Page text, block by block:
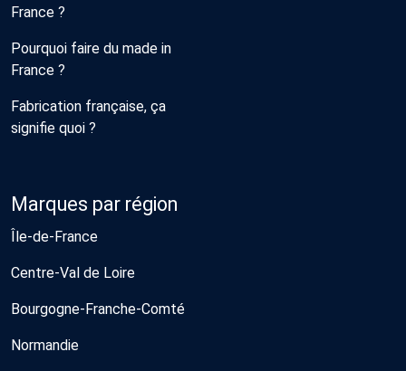
France ?
Pourquoi faire du made in
France ?
Fabrication française, ça
signifie quoi ?
Marques par région
Île-de-France
Centre-Val de Loire
Bourgogne-Franche-Comté
Normandie